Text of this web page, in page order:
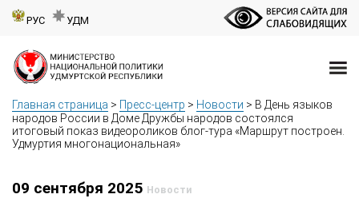
РУС УДМ
Главная страница > Пресс-центр > Новости > В День языков
народов России в Доме Дружбы народов состоялся
итоговый показ видеороликов блог-тура «Маршрут построен.
Удмуртия многонациональная»
09 сентября 2025 Новости